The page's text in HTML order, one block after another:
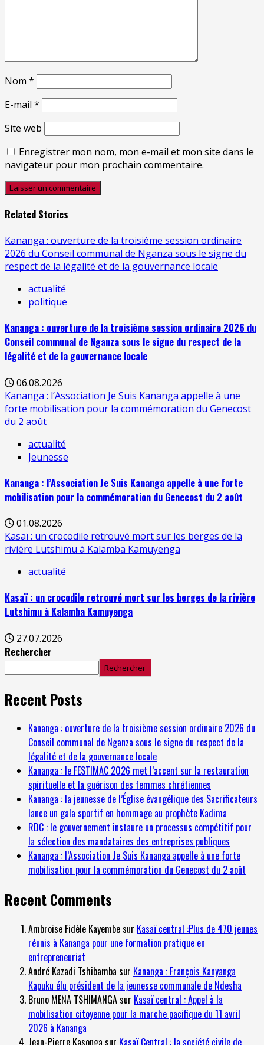
Nom *
E-mail *
Site web
Enregistrer mon nom, mon e-mail et mon site dans le
navigateur pour mon prochain commentaire.
Related Stories
Kananga : ouverture de la troisième session ordinaire
2026 du Conseil communal de Nganza sous le signe du
respect de la légalité et de la gouvernance locale
actualité
politique
Kananga : ouverture de la troisième session ordinaire 2026 du
Conseil communal de Nganza sous le signe du respect de la
légalité et de la gouvernance locale
06.08.2026
Kananga : l’Association Je Suis Kananga appelle à une
forte mobilisation pour la commémoration du Genecost
du 2 août
actualité
Jeunesse
Kananga : l’Association Je Suis Kananga appelle à une forte
mobilisation pour la commémoration du Genecost du 2 août
01.08.2026
Kasaï : un crocodile retrouvé mort sur les berges de la
rivière Lutshimu à Kalamba Kamuyenga
actualité
Kasaï : un crocodile retrouvé mort sur les berges de la rivière
Lutshimu à Kalamba Kamuyenga
27.07.2026
Rechercher
Rechercher
Recent Posts
Kananga : ouverture de la troisième session ordinaire 2026 du
Conseil communal de Nganza sous le signe du respect de la
légalité et de la gouvernance locale
Kananga : le FESTIMAC 2026 met l’accent sur la restauration
spirituelle et la guérison des femmes chrétiennes
Kananga : la jeunesse de l’Église évangélique des Sacrificateurs
lance un gala sportif en hommage au prophète Kadima
RDC : le gouvernement instaure un processus compétitif pour
la sélection des mandataires des entreprises publiques
Kananga : l’Association Je Suis Kananga appelle à une forte
mobilisation pour la commémoration du Genecost du 2 août
Recent Comments
Ambroise Fidèle Kayembesur Kasaï central :Plus de 470 jeunes
réunis à Kananga pour une formation pratique en
entrepreneuriat
André Kazadi Tshibamba sur Kananga : François Kanyanga
Kapuku élu président de la jeunesse communale de Ndesha
Bruno MENA TSHIMANGAsur Kasaï central : Appel à la
mobilisation citoyenne pour la marche pacifique du 11 avril
2026 à Kananga